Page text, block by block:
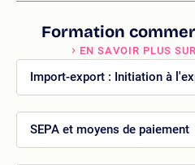
Formation
EN SAVOIR PLUS
Import-export : Initiation à
SEPA et moyens de paiement